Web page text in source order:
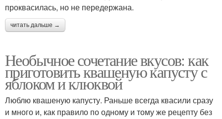
проквасилась, но не передержана.
читать дальше →
Необычное сочетание вкусов: как
приготовить квашеную капусту с
яблоком и клюквой
Люблю квашеную капусту. Раньше всегда квасили сразу
и много и, как правило по одному и тому же рецепту без